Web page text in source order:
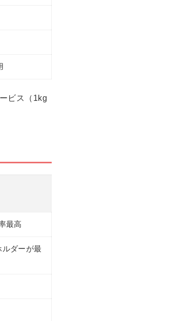
ビス（1kg
最高
ルダーが最